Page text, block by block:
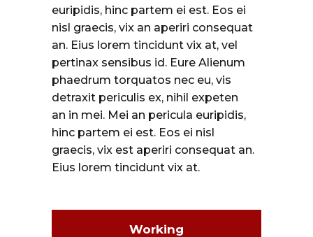
euripidis, hinc partem ei est. Eos ei
nisl graecis, vix an aperiri consequat
an. Eius lorem tincidunt vix at, vel
pertinax sensibus id. Eure Alienum
phaedrum torquatos nec eu, vis
detraxit periculis ex, nihil expeten
an in mei. Mei an pericula euripidis,
hinc partem ei est. Eos ei nisl
graecis, vix est aperiri consequat an.
Eius lorem tincidunt vix at.
Working